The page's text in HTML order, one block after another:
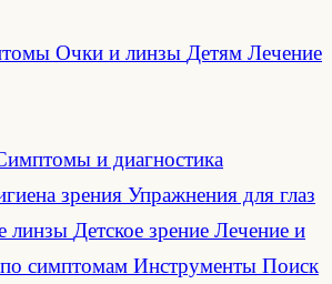
Очки и линзы Детям Лечение
и диагностика
зрения Упражнения для глаз
линзы Детское зрение Лечение и
симптомам Инструменты Поиск